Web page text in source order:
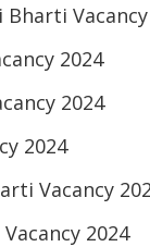
Bharti
2024
2024
2024
Vacancy
2024